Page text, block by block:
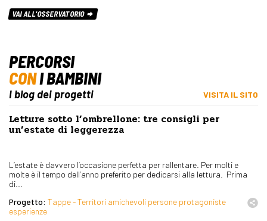
VAI ALL'OSSERVATORIO
PERCORSI
CONI BAMBINI
I blog dei progetti VISITA IL SITO
Letture sotto l’ombrellone: tre consigli per
un’estate di leggerezza
L’estate è davvero l’occasione perfetta per rallentare. Per molti e
molte è il tempo dell’anno preferito per dedicarsi alla lettura. Prima
di...
Progetto: Tappe - Territori amichevoli persone protagoniste
esperienze